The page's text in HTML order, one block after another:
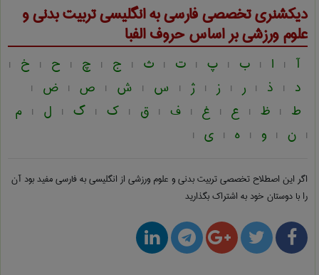
دیکشنری تخصصی فارسی به انگلیسیتربيت بدنی و
علوم ورزشیبر اساس حروف الفبا
آ | ا | ب | پ | ت | ث | ج | چ | ح | خ |
د | ذ | ر | ز | ژ | س | ش | ص | ض |
ط | ظ | ع | غ | ف | ق | ک | گ | ل | م
| ن | و | ه | ی |
اگر این اصطلاح تخصصیتربيت بدنی و علوم ورزشی از انگلیسی به فارسیمفید بود آن
را با دوستان خود به اشتراک بگذارید